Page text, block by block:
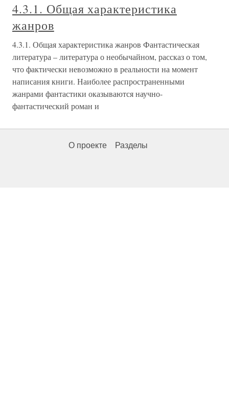
4.3.1. Общая характеристика
жанров
4.3.1. Общая характеристика жанров Фантастическая
литература – литература о необычайном, рассказ о том,
что фактически невозможно в реальности на момент
написания книги. Наиболее распространенными
жанрами фантастики оказываются научно-
фантастический роман и
О проекте Разделы